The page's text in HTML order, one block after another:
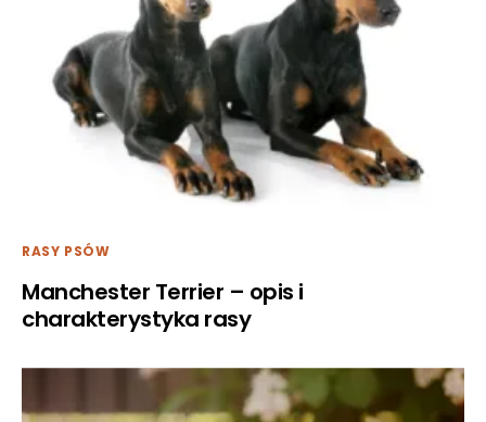
RASY PSÓW
Manchester Terrier – opis i
charakterystyka rasy